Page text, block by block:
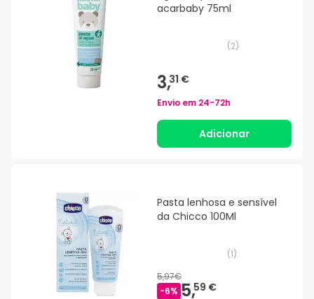
acarbaby 75ml
(2)
3,31 €
Envio em 24-72h
Adicionar
Pasta lenhosa e sensível
da Chicco 100Ml
(1)
5,97€
-6% 5,59 €